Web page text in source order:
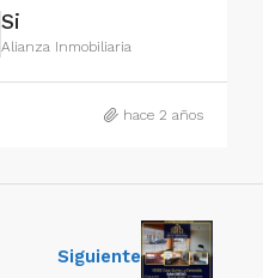
Si
Alianza Inmobiliaria
hace 2 años
Siguiente